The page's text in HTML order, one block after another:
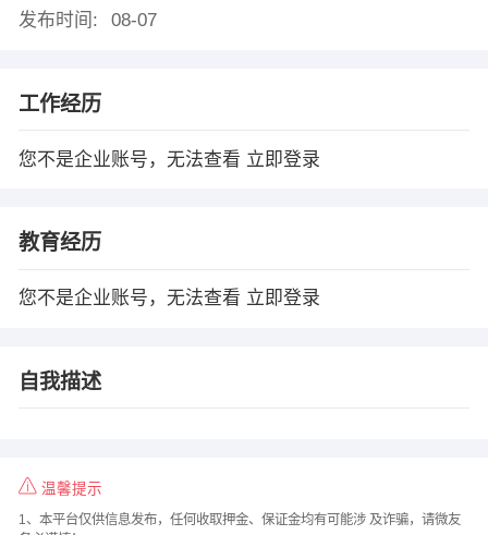
发布时间:
08-07
工作经历
您不是企业账号，无法查看 立即登录
教育经历
您不是企业账号，无法查看 立即登录
自我描述
温馨提示
1、本平台仅供信息发布，任何收取押金、保证金均有可能涉 及诈骗，请微友